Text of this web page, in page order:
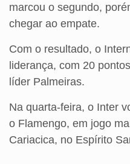
marcou o segundo,
chegar ao empate.
Com o resultado, o
liderança, com 20
líder Palmeiras.
Na quarta-feira, o Inter
o Flamengo, em jogo
Cariacica, no Espírito